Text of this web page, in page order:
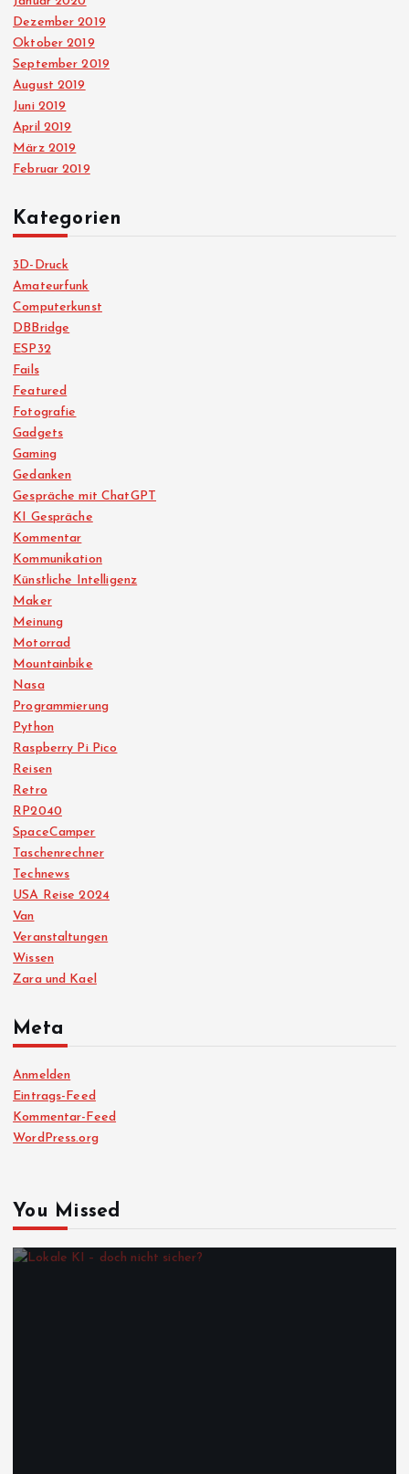
Dezember 2019
Oktober 2019
September 2019
August 2019
Juni 2019
April 2019
März 2019
Februar 2019
Kategorien
3D-Druck
Amateurfunk
Computerkunst
DBBridge
ESP32
Fails
Featured
Fotografie
Gadgets
Gaming
Gedanken
Gespräche mit ChatGPT
KI Gespräche
Kommentar
Kommunikation
Künstliche Intelligenz
Maker
Meinung
Motorrad
Mountainbike
Nasa
Programmierung
Python
Raspberry Pi Pico
Reisen
Retro
RP2040
SpaceCamper
Taschenrechner
Technews
USA Reise 2024
Van
Veranstaltungen
Wissen
Zara und Kael
Meta
Anmelden
Eintrags-Feed
Kommentar-Feed
WordPress.org
You Missed